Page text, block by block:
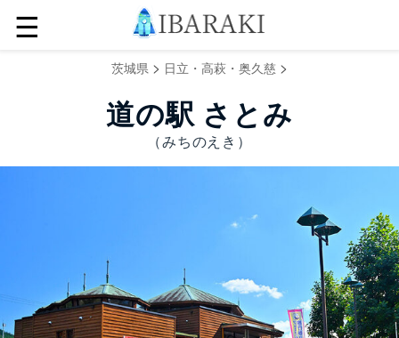
☰
茨城県 > 日立・高萩・奥久慈 >
道の駅 さとみ
（みちのえき）